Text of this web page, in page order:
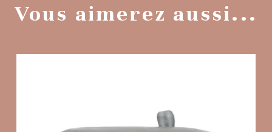
Vous aimerez aussi...